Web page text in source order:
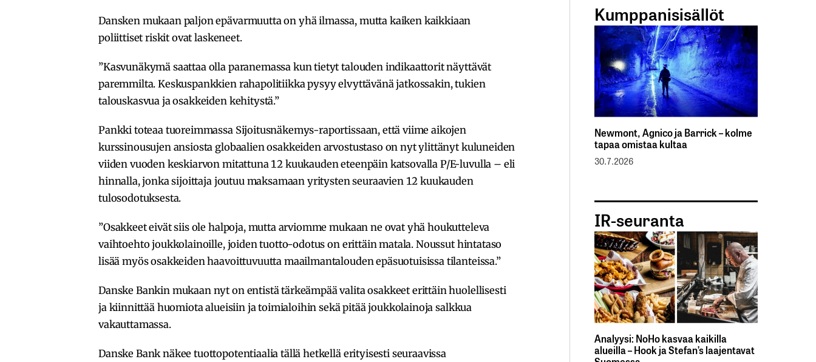
Dansken mukaan paljon epävarmuutta on yhä ilmassa, mutta kaiken kaikkiaan
poliittiset riskit ovat laskeneet.
”Kasvunäkymä saattaa olla paranemassa kun tietyt talouden indikaattorit näyttävät
paremmilta. Keskuspankkien rahapolitiikka pysyy elvyttävänä jatkossakin, tukien
talouskasvua ja osakkeiden kehitystä.”
Pankki toteaa tuoreimmassa Sijoitusnäkemys-raportissaan, että viime aikojen
kurssinousujen ansiosta globaalien osakkeiden arvostustaso on nyt ylittänyt kuluneiden
viiden vuoden keskiarvon mitattuna 12 kuukauden eteenpäin katsovalla P/E-luvulla – eli
hinnalla, jonka sijoittaja joutuu maksamaan yritysten seuraavien 12 kuukauden
tulosodotuksesta.
”Osakkeet eivät siis ole halpoja, mutta arviomme mukaan ne ovat yhä houkutteleva
vaihtoehto joukkolainoille, joiden tuotto-odotus on erittäin matala. Noussut hintataso
lisää myös osakkeiden haavoittuvuutta maailmantalouden epäsuotuisissa tilanteissa.”
Danske Bankin mukaan nyt on entistä tärkeämpää valita osakkeet erittäin huolellisesti
ja kiinnittää huomiota alueisiin ja toimialoihin sekä pitää joukkolainoja salkkua
vakauttamassa.
Danske Bank näkee tuottopotentiaalia tällä hetkellä erityisesti seuraavissa
Kumppanisisällöt
Newmont, Agnico ja Barrick – kolme
tapaa omistaa kultaa
30.7.2026
IR-seuranta
Analyysi: NoHo kasvaa kaikilla
alueilla – Hook ja Stefan’s laajentavat